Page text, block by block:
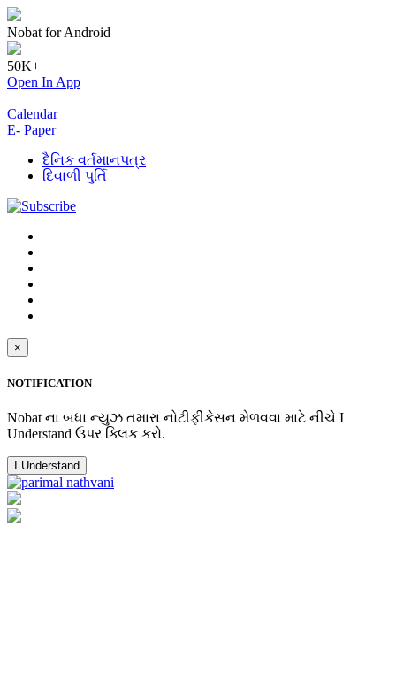
Nobat for Android
50K+
Open In App
Calendar
E- Paper
દૈનિક વર્તમાનપત્ર
દિવાળી પુર્તિ
×
NOTIFICATION
Nobat ના બધા ન્યુઝ તમારા નોટીફીકેસન મેળવવા માટે નીચે I
Understand ઉપર ક્લિક કરો.
I Understand